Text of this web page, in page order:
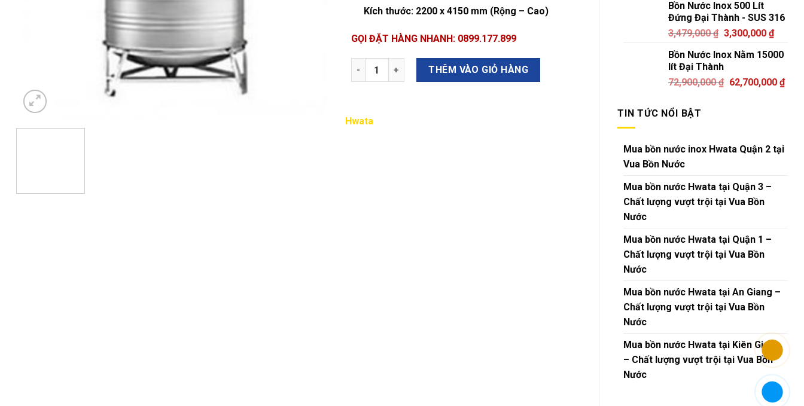
Kích thước: 2200 x 4150 mm (Rộng – Cao)
GỌI ĐẶT HÀNG NHANH: 0899.177.899
Số lượng THÊM VÀO GIỎ HÀNG
Hwata
Bồn Nước Inox 500 Lít
Đứng Đại Thành - SUS 316
3,479,000₫ 3,300,000 ₫
Bồn Nước Inox Nằm 15000
lít Đại Thành
72,900,000₫ 62,700,000 ₫
TIN TỨC NỔI BẬT
Mua bồn nước inox Hwata Quận 2 tại
Vua Bồn Nước
Mua bồn nước Hwata tại Quận 3 –
Chất lượng vượt trội tại Vua Bồn
Nước
Mua bồn nước Hwata tại Quận 1 –
Chất lượng vượt trội tại Vua Bồn
Nước
Mua bồn nước Hwata tại An Giang –
Chất lượng vượt trội tại Vua Bồn
Nước
Mua bồn nước Hwata tại Kiên Giang
– Chất lượng vượt trội tại Vua Bồn
Nước